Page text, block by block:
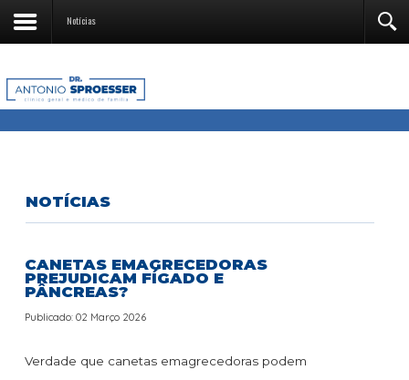
Notícias
NOTÍCIAS
CANETAS EMAGRECEDORAS
PREJUDICAM FÍGADO E
PÂNCREAS?
Publicado: 02 Março 2026
Verdade que canetas emagrecedoras podem